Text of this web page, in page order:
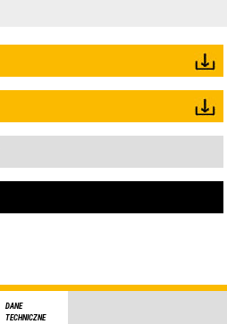
DANE
TECHNICZNE